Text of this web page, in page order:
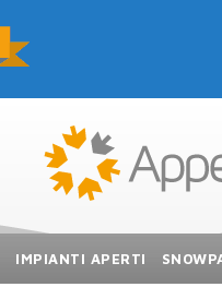
IMPIANTI APERTI